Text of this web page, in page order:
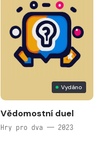
Vydáno
Vědomostní duel
Hry pro dva — 2023